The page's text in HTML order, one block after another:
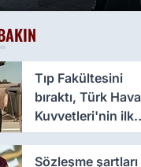
Tıp Fakültesini
bıraktı, Türk Hava
Kuvvetleri'nin ilk
kadın paşası oldu
Sözleşme şartları